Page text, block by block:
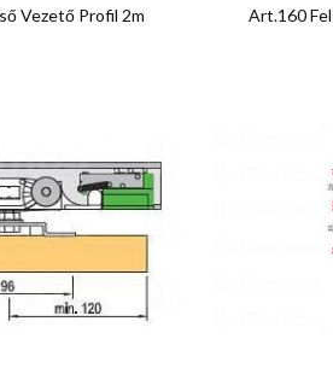
Vezető Profil 2m
Előnézet Art.160